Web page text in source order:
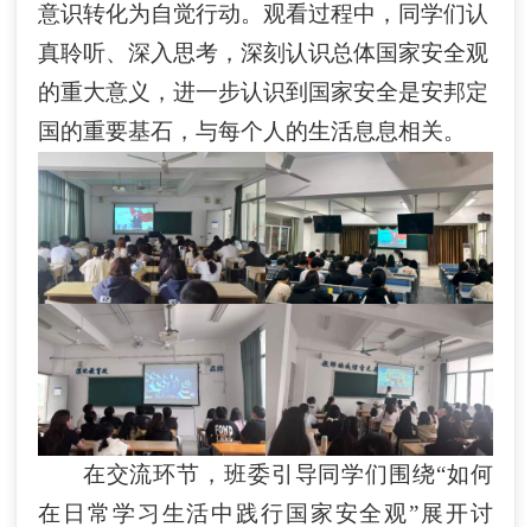
意识转化为自觉行动。观看过程中，同学们认
真聆听、深入思考，深刻认识总体国家安全观
的重大意义，进一步认识到国家安全是安邦定
国的重要基石，与每个人的生活息息相关。
在交流环节，班委引导同学们围绕“如何
在日常学习生活中践行国家安全观”展开讨